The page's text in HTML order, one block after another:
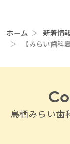
ホーム 新着情報
鳥栖みらい歯